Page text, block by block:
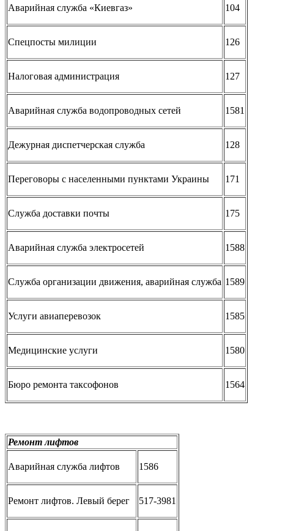
Аварийная служба «Киевгаз» 104
Спецпосты милиции 126
Налоговая администрация 127
Аварийная служба водопроводных сетей 1581
Дежурная диспетчерская служба 128
Переговоры с населенными пунктами Украины 171
Служба доставки почты 175
Аварийная служба электросетей 1588
Служба организации движения, аварийная служба 1589
Услуги авиаперевозок 1585
Медицинские услуги 1580
Бюро ремонта таксофонов 1564
Ремонт лифтов
Аварийная служба лифтов 1586
Ремонт лифтов. Левый берег 517-3981